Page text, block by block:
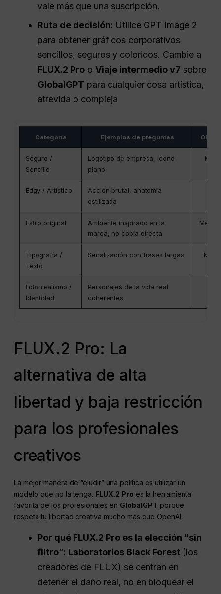
vale más que una suscripción.
Ruta de decisión: Utilice GPT Image 2
para obtener gráficos corporativos
sencillos, seguros y coloridos. Cambie a
FLUX.2 Pro oViaje intermedio v7 sobre
GlobalGPT para cualquier cosa artística,
atrevida o compleja
Categoría Ejemplos de preguntas GPT-
Seguro /
Sencillo
Logotipo de empresa, icono
plano
Edgy / Artístico
Acción brutal, anatomía
estilizada
Estilo original
Ambiente inspirado en la
marca, no copia directa
Media
Tipografía /
Texto
Señalización con frases largas
Fotorrealismo /
Identidad
Personajes de la vida real
coherentes
FLUX.2 Pro: La
alternativa de alta
libertad y baja restricción
para los profesionales
creativos
La mejor manera de “eludir” una política es utilizar un
modelo que no la tenga. FLUX.2 Pro es la herramienta
favorita de los profesionales en GlobalGPT porque
respeta tu libertad creativa mucho más que OpenAI.
Por qué FLUX.2 Pro es la elección “sin
filtro”: Laboratorios Black Forest (los
creadores de FLUX) se centran en
detener el daño real, no en bloquear el